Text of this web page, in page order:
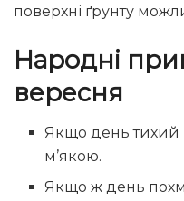
поверхні ґрунту
Народні
вересня
Якщо день тихий
м’якою.
Якщо ж день